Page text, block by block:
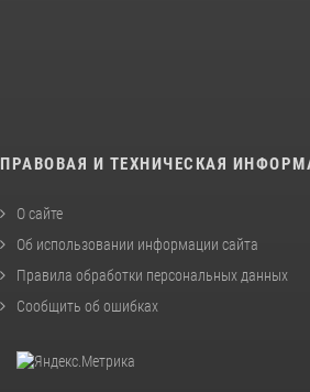
ПРАВОВАЯ И ТЕХНИЧЕСКАЯ
О сайте
Об использовании информации сайта
Правила обработки персональных данных
Сообщить об ошибках